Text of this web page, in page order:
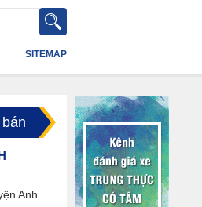
SITEMAP
Anh